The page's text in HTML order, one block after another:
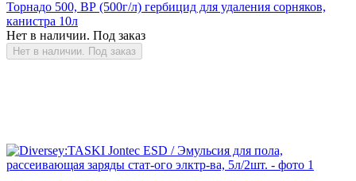
Торнадо 500, ВР (500г/л) гербицид для удаления сорняков,
канистра 10л
Нет в наличии. Под заказ
Нет в наличии. Под заказ